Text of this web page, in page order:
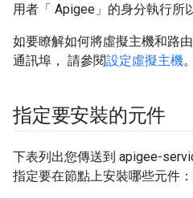
用者「 Apigee」的身分執行所
如要瞭解如何將虛擬主機和路
通訊埠， 請參閱設定虛擬主機。
指定要安裝的元件
下表列出您傳送到 apigee-
指定要在節點上安裝哪些元件：